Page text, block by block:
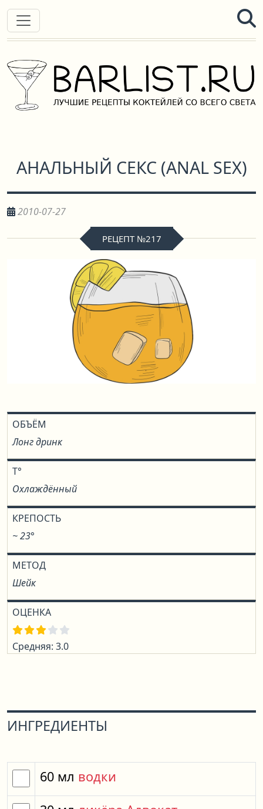
АНАЛЬНЫЙ СЕКС (ANAL SEX)
2010-07-27
РЕЦЕПТ №217
ОБЪЁМ
Лонг дринк
T°
Охлаждённый
КРЕПОСТЬ
~ 23°
МЕТОД
Шейк
ОЦЕНКА
Средняя: 3.0
ИНГРЕДИЕНТЫ
60 мл водки